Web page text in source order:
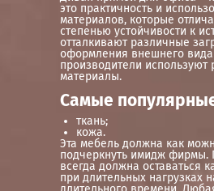
это практичность и
материалов, которые
степенью устойчивости к
отталкивают различные
оформления внешнего вида
производители используют
материалы.
Самые
ткань;
кожа.
Эта мебель должна как
подчеркнуть имидж фирмы.
всегда должна оставаться
при длительных нагрузках